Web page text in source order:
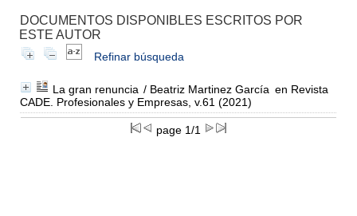
DOCUMENTOS DISPONIBLES ESCRITOS POR
ESTE AUTOR
Refinar búsqueda
La gran renuncia / Beatriz Martinez García en Revista
CADE. Profesionales y Empresas, v.61 (2021)
page 1/1